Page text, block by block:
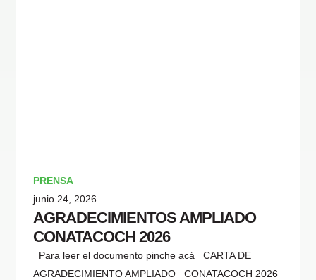
PRENSA
junio 24, 2026
AGRADECIMIENTOS AMPLIADO
CONATACOCH 2026
Para leer el documento pinche acá CARTA DE
AGRADECIMIENTO AMPLIADO CONATACOCH 2026